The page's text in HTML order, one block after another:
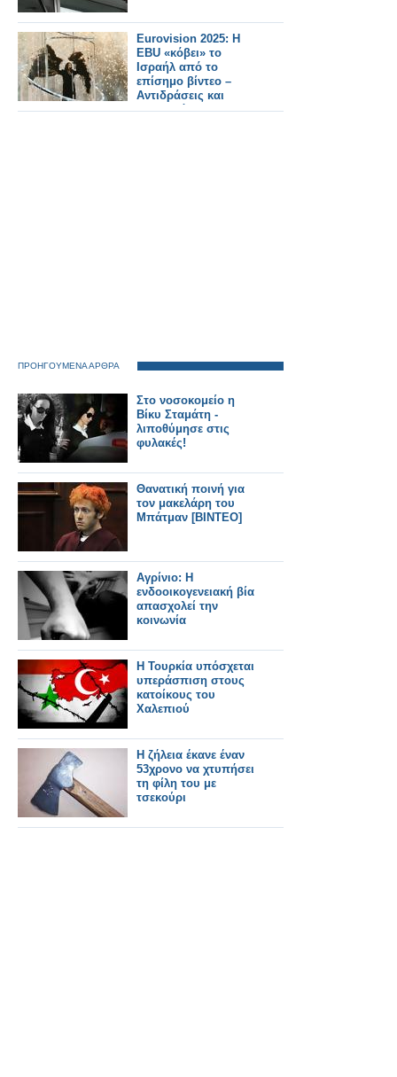
Eurovision 2025: Η
EBU «κόβει» το
Ισραήλ από το
επίσημο βίντεο –
Αντιδράσεις και
σιωπηλός
ΠΡΟΗΓΟΥΜΕΝΑ ΑΡΘΡΑ
Στο νοσοκομείο η
Βίκυ Σταμάτη -
λιποθύμησε στις
φυλακές!
Θανατική ποινή για
τον μακελάρη του
Μπάτμαν [BINTEO]
Αγρίνιο: Η
ενδοοικογενειακή βία
απασχολεί την
κοινωνία
Η Τουρκία υπόσχεται
υπεράσπιση στους
κατοίκους του
Χαλεπιού
Η ζήλεια έκανε έναν
53χρονο να χτυπήσει
τη φίλη του με
τσεκούρι